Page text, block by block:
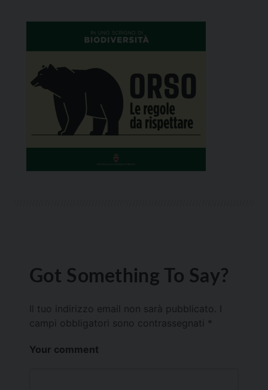
Got Something To Say?
Il tuo indirizzo email non sarà pubblicato.
campi obbligatori sono contrassegnati *
Your comment